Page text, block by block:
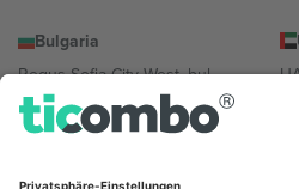
Bulgaria
Regus Sofia City West, bul
Totleben 53-55, 1606 Sofia,
Bulgaria
Mexico